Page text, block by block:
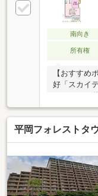
南向き
所有権
【おすすめ
好「スカイ
台目要確認
車場：あり
郷１８丁目
容】・洗面
リング・サ
ーがないか
ト。 階段の
平岡フォレストタ